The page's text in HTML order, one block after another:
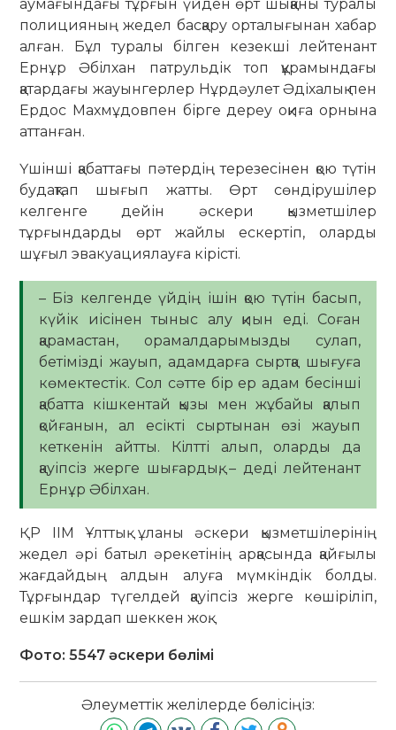
аумағындағы тұрғын үйден өрт шыққаны туралы
полицияның жедел басқару орталығынан хабар
алған. Бұл туралы білген кезекші лейтенант
Ернұр Әбілхан патрульдік топ құрамындағы
қатардағы жауынгерлер Нұрдәулет Әдіхалық пен
Ердос Махмұдовпен бірге дереу оқиға орнына
аттанған.
Үшінші қабаттағы пәтердің терезесінен қою түтін
будақтап шығып жатты. Өрт сөндірушілер
келгенге дейін әскери қызметшілер
тұрғындарды өрт жайлы ескертіп, оларды
шұғыл эвакуациялауға кірісті.
– Біз келгенде үйдің ішін қою түтін басып,
күйік иісінен тыныс алу қиын еді. Соған
қарамастан, орамалдарымызды сулап,
бетімізді жауып, адамдарға сыртқа шығуға
көмектестік. Сол сәтте бір ер адам бесінші
қабатта кішкентай қызы мен жұбайы қалып
қойғанын, ал есікті сыртынан өзі жауып
кеткенін айтты. Кілтті алып, оларды да
қауіпсіз жерге шығардық, – деді лейтенант
Ернұр Әбілхан.
ҚР ІІМ Ұлттық ұланы әскери қызметшілерінің
жедел әрі батыл әрекетінің арқасында қайғылы
жағдайдың алдын алуға мүмкіндік болды.
Тұрғындар түгелдей қауіпсіз жерге көшіріліп,
ешкім зардап шеккен жоқ.
Фото: 5547 әскери бөлімі
Әлеуметтік желілерде бөлісіңіз: